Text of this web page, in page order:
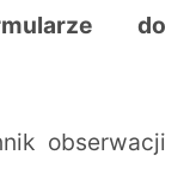
do
obserwacji